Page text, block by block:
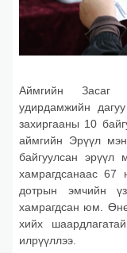
Аймгийн Засаг
удирдамжийн
захиргааны 10
аймгийн Эрүүл
байгуулсан эрүүл
хамрагдсанаас
дотрын эмчийн
хамрагдсан юм.
хийх
илрүүллээ.